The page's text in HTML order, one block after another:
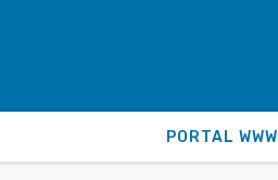
PORTAL WWW